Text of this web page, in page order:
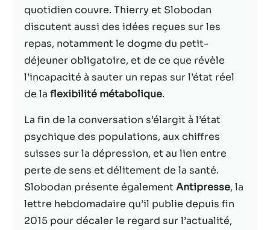
quotidien couvre. Thierry et Slobodan
discutent aussi des idées reçues sur les
repas, notamment le dogme du petit-
déjeuner obligatoire, et de ce que révèle
l’incapacité à sauter un repas sur l’état réel
de la flexibilité métabolique.
La fin de la conversation s’élargit à l’état
psychique des populations, aux chiffres
suisses sur la dépression, et au lien entre
perte de sens et délitement de la santé.
Slobodan présente égalementAntipresse, la
lettre hebdomadaire qu’il publie depuis fin
2015 pour décaler le regard sur l’actualité,
du site Web.
Marketing
En partageant
votre intérêt et
votre
lorsque vous
visitez notre
augmentez les
chances de
voir du
contenu et des
offres
personnalisés.